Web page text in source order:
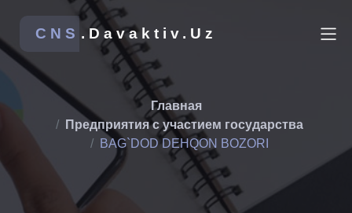
CNS .Davaktiv.Uz
Главная
Предприятия с участием государства
BAG`DOD DEHQON BOZORI